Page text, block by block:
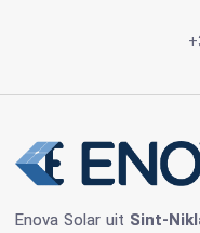
Enova Solar uit Sint-